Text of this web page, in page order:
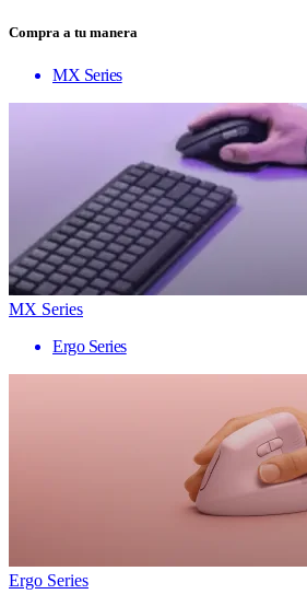
Compra a tu manera
MX Series
MX Series
Ergo Series
Ergo Series